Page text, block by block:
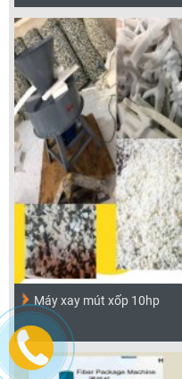
Máy xay mút xốp 10hp